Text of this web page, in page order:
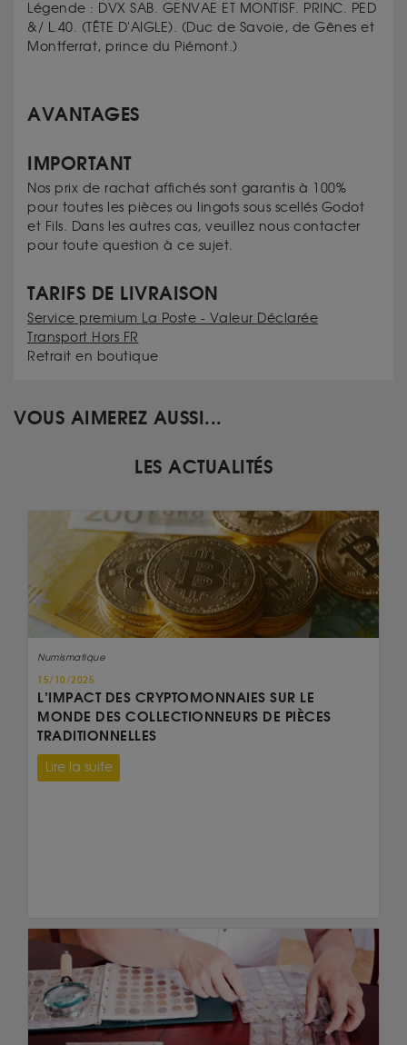
Légende : DVX SAB. GENVAE ET MONTISF. PRINC. PED
&/ L.40. (TÊTE D'AIGLE). (Duc de Savoie, de Gênes et
Montferrat, prince du Piémont.)
AVANTAGES
IMPORTANT
Nos prix de rachat affichés sont garantis à 100%
pour toutes les pièces ou lingots sous scellés Godot
et Fils. Dans les autres cas, veuillez nous contacter
pour toute question à ce sujet.
TARIFS DE LIVRAISON
Service premium La Poste - Valeur Déclarée
Transport Hors FR
Retrait en boutique
VOUS AIMEREZ AUSSI...
LES ACTUALITÉS
Numismatique
15/10/2025
L’IMPACT DES CRYPTOMONNAIES SUR LE
MONDE DES COLLECTIONNEURS DE PIÈCES
TRADITIONNELLES
Lire la suite